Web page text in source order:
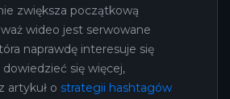
zwiększa początkową
wideo jest serwowane
naprawdę interesuje się
się więcej,
artykuł o strategii hashtagów